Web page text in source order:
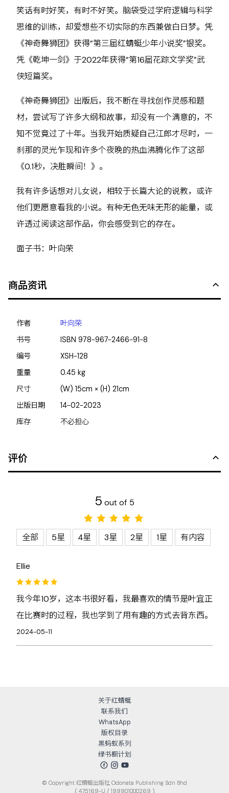
笑话有时好笑，有时不好笑。脑袋受过学府逻辑与科学
思维的训练，却爱想些不切实际的东西兼做白日梦。凭
《神奇舞狮团》获得“第三届红蜻蜓少年小说奖”银奖。
凭《乾坤一剑》于2022年获得“第16届花踪文学奖”武
侠短篇奖。
《神奇舞狮团》出版后，我不断在寻找创作灵感和题
材，尝试写了许多大纲和故事，却没有一个满意的，不
知不觉竟过了十年。当我开始质疑自己江郎才尽时，一
刹那的灵光乍现和许多个夜晚的热血沸腾化作了这部
《0.1秒，决胜瞬间！》。
我有许多话想对儿女说，相较于长篇大论的说教，或许
他们更愿意看我的小说。有种无色无味无形的能量，或
许透过阅读这部作品，你会感受到它的存在。
面子书：叶向荣
商品资讯
作者
叶向荣
书号
ISBN978-967-2466-91-8
编号
XSH-128
重量
0.45 kg
尺寸
(W) 15cm × (H) 21cm
出版日期
14-02-2023
库存
不必担心
评价
5 out of 5
全部 5星 4星 3星 2星 1星 有内容
Ellie
我今年10岁，这本书很好看，我最喜欢的情节是叶宜正
在比赛时的过程，我也学到了用有趣的方式去背东西。
2024-05-11
关于红蜻蜓
联系我们
WhatsApp
版权目录
黑蚂蚁系列
绿书橱计划
© Copyright 红蜻蜓出版社 Odonata Publishing Sdn Bhd
( 475169-U / 199901000269 )